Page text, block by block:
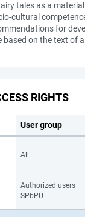
tales as a
cultural
for
based on the text of
RIGHTS
User group
All
Authorized users
SPbPU